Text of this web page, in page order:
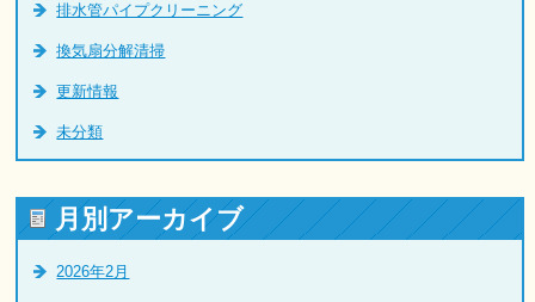
排水管パイプクリーニング
換気扇分解清掃
更新情報
未分類
月別アーカイブ
2026年2月